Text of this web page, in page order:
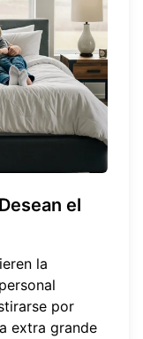
el
la
por
extra grande